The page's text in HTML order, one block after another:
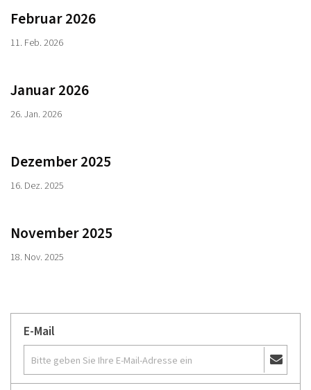
Februar 2026
11. Feb. 2026
Januar 2026
26. Jan. 2026
Dezember 2025
16. Dez. 2025
November 2025
18. Nov. 2025
E-Mail